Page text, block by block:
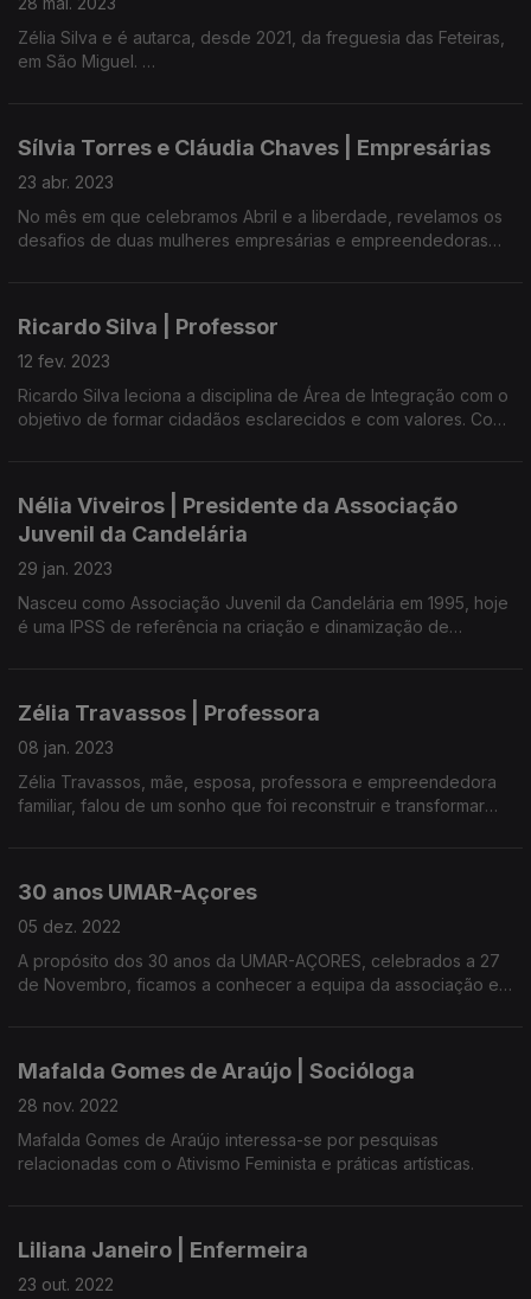
Zélia Silva e é autarca, desde 2021, da freguesia das Feteiras,
em São Miguel.
seu envolvimento na comunidade através das comissões de
Festas do Espírito Santo, Conselho Económico da Igreja
Paroquial e Casa do Povo.
Sílvia Torres e Cláudia Chaves | Empresárias
23 abr. 2023
No mês em que celebramos Abril e a liberdade, revelamos os
desafios de duas mulheres empresárias e empreendedoras
Ricardo Silva | Professor
12 fev. 2023
Ricardo Silva leciona a disciplina de Área de Integração com o
objetivo de formar cidadãos esclarecidos e com valores. Com
Nélia Viveiros | Presidente da Associação
Juvenil da Candelária
29 jan. 2023
Nasceu como Associação Juvenil da Candelária em 1995, hoje
é uma IPSS de referência na criação e dinamização de
Zélia Travassos | Professora
08 jan. 2023
Zélia Travassos, mãe, esposa, professora e empreendedora
familiar, falou de um sonho que foi reconstruir e transformar
30 anos UMAR-Açores
05 dez. 2022
A propósito dos 30 anos da UMAR-AÇORES, celebrados a 27
de Novembro, ficamos a conhecer a equipa da associação em
Mafalda Gomes de Araújo | Socióloga
28 nov. 2022
Mafalda Gomes de Araújo interessa-se por pesquisas
relacionadas com o Ativismo Feminista e práticas artísticas.
Liliana Janeiro | Enfermeira
23 out. 2022